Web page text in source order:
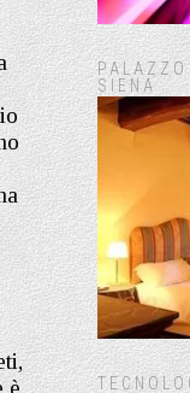
SIENA